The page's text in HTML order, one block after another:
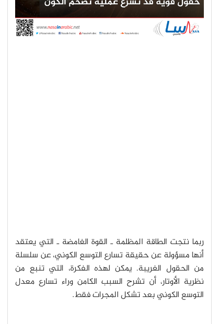
ربما نتجت الطاقة المظلمة ـ القوة الغامضة ـ التي يعتقد
أنها مسؤولة عن حقيقة تسارع التوسع الكوني، عن سلسلة
من الحقول الغريبة. يمكن لهذه الفكرة، التي تنبع من
نظرية الأوتار، أن تشرح السبب الكامن وراء تسارع معدل
التوسع الكوني بعد تشكل المجرات فقط.